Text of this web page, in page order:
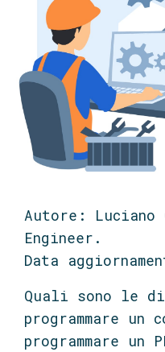
Autore: Luciano
Engineer.
Data
Quali sono le
programmare un
programmare un